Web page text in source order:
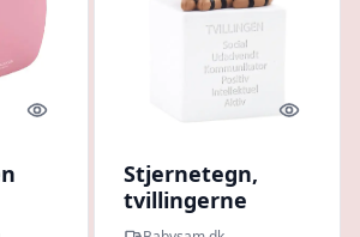
Quick look Quick
Stjernetegn,
tvillingerne